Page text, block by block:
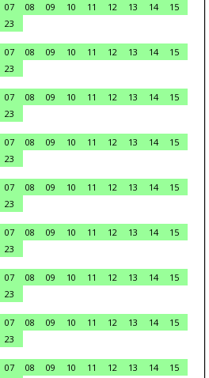
07 08 09 10 11 12 13 14
15
23
07 08 09 10 11 12 13 14
15
23
07 08 09 10 11 12 13 14
15
23
07 08 09 10 11 12 13 14
15
23
07 08 09 10 11 12 13 14
15
23
07 08 09 10 11 12 13 14
15
23
07 08 09 10 11 12 13 14
15
23
07 08 09 10 11 12 13 14
15
23
07 08 09 10 11 12 13 14
15